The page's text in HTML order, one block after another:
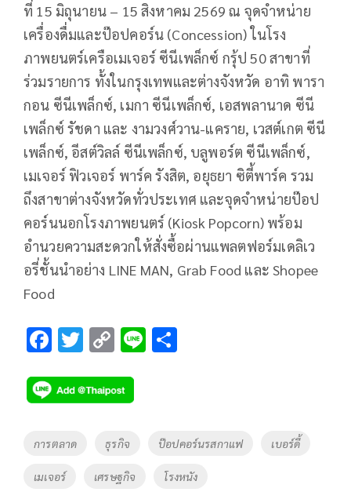
ที่ 15 มิถุนายน – 15 สิงหาคม 2569 ณ จุดจำหน่าย
เครื่องดื่มและป๊อปคอร์น (Concession) ในโรง
ภาพยนตร์เครือเมเจอร์ ซีนีเพล็กซ์ กรุ้ป 50 สาขาที่
ร่วมรายการ ทั้งในกรุงเทพและต่างจังหวัด อาทิ พารา
กอน ซีนีเพล็กซ์, เมกา ซีนีเพล็กซ์, เอสพลานาด ซีนี
เพล็กซ์ รัชดา และ งามวงศ์วาน-แคราย, เวสต์เกต ซีนี
เพล็กซ์, อีสต์วิลล์ ซีนีเพล็กซ์, บลูพอร์ต ซีนีเพล็กซ์,
เมเจอร์ ฟิวเจอร์ พาร์ค รังสิต, อยุธยา ซิตี้พาร์ค รวม
ถึงสาขาต่างจังหวัดทั่วประเทศ และจุดจำหน่ายป๊อป
คอร์นนอกโรงภาพยนตร์ (Kiosk Popcorn) พร้อม
อำนวยความสะดวกให้สั่งซื้อผ่านแพลตฟอร์มเดลิเว
อรี่ชั้นนำอย่าง LINE MAN, Grab Food และ Shopee
Food
F
e
b
o
o
T
tt
er
C
p
y
Li
n
Li
Tags
การตลาด ธุรกิจ ป๊อปคอร์นรสกาแฟ เบอร์ดี้
เมเจอร์ เศรษฐกิจ โรงหนัง